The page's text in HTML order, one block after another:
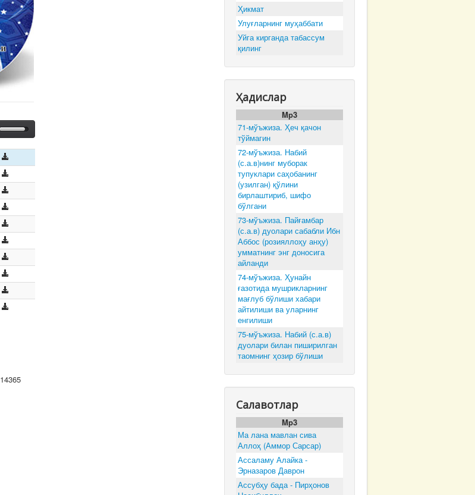
14365
Ҳикмат
Улуғларнинг муҳаббати
Уйга кирганда табассум
қилинг
Ҳадислар
Mp3
71-мўъжиза. Ҳеч қачон
тўймагин
72-мўъжиза. Набий
(с.а.в)нинг муборак
тупуклари саҳобанинг
(узилган) қўлини
бирлаштириб, шифо
бўлгани
73-мўъжиза. Пайғамбар
(с.а.в) дуолари сабабли Ибн
Аббос (розияллоҳу анҳу)
умматнинг энг доносига
айланди
74-мўъжиза. Ҳунайн
ғазотида мушрикларнинг
мағлуб бўлиши хабари
айтилиши ва уларнинг
енгилиши
75-мўъжиза. Набий (с.а.в)
дуолари билан пиширилган
таомнинг ҳозир бўлиши
Салавотлар
Mp3
Ма лана мавлан сива
Аллоҳ (Аммор Сарсар)
Ассаламу Алайка -
Эрназаров Даврон
Ассубҳу бада - Пирҳонов